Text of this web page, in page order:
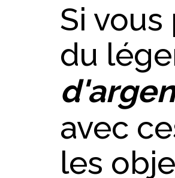
Si
du
avec
les